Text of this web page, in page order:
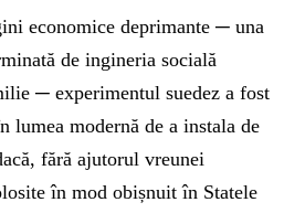
economice deprimante ─ una
de ingineria socială
─ experimentul suedez a fost
lumea modernă de a instala de
fără ajutorul vreunei
în mod obișnuit în Statele